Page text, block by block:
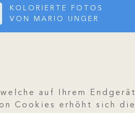
KOLORIERTE FOTOS
VON MARIO UNGER
auf Ihrem Endgerät
Cookies erhöht sich die